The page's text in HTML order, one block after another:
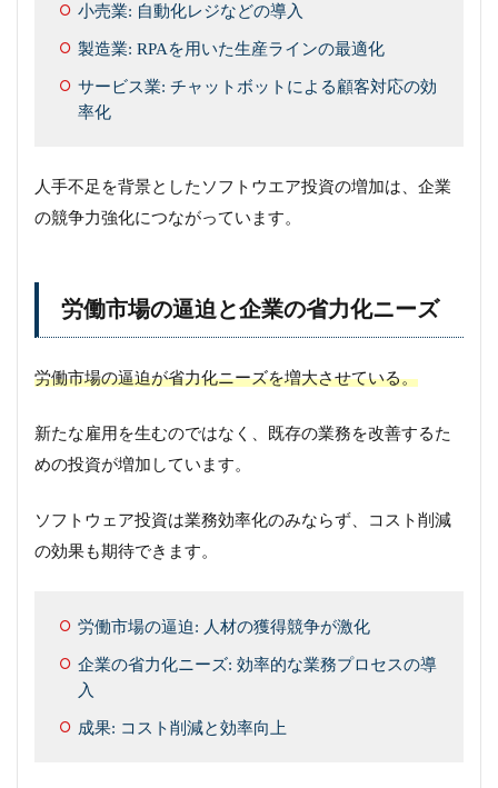
小売業: 自動化レジなどの導入
製造業: RPAを用いた生産ラインの最適化
サービス業: チャットボットによる顧客対応の効
率化
人手不足を背景としたソフトウエア投資の増加は、企業
の競争力強化につながっています。
労働市場の逼迫と企業の省力化ニーズ
労働市場の逼迫が省力化ニーズを増大させている。
新たな雇用を生むのではなく、既存の業務を改善するた
めの投資が増加しています。
ソフトウェア投資は業務効率化のみならず、コスト削減
の効果も期待できます。
労働市場の逼迫: 人材の獲得競争が激化
企業の省力化ニーズ: 効率的な業務プロセスの導
入
成果: コスト削減と効率向上